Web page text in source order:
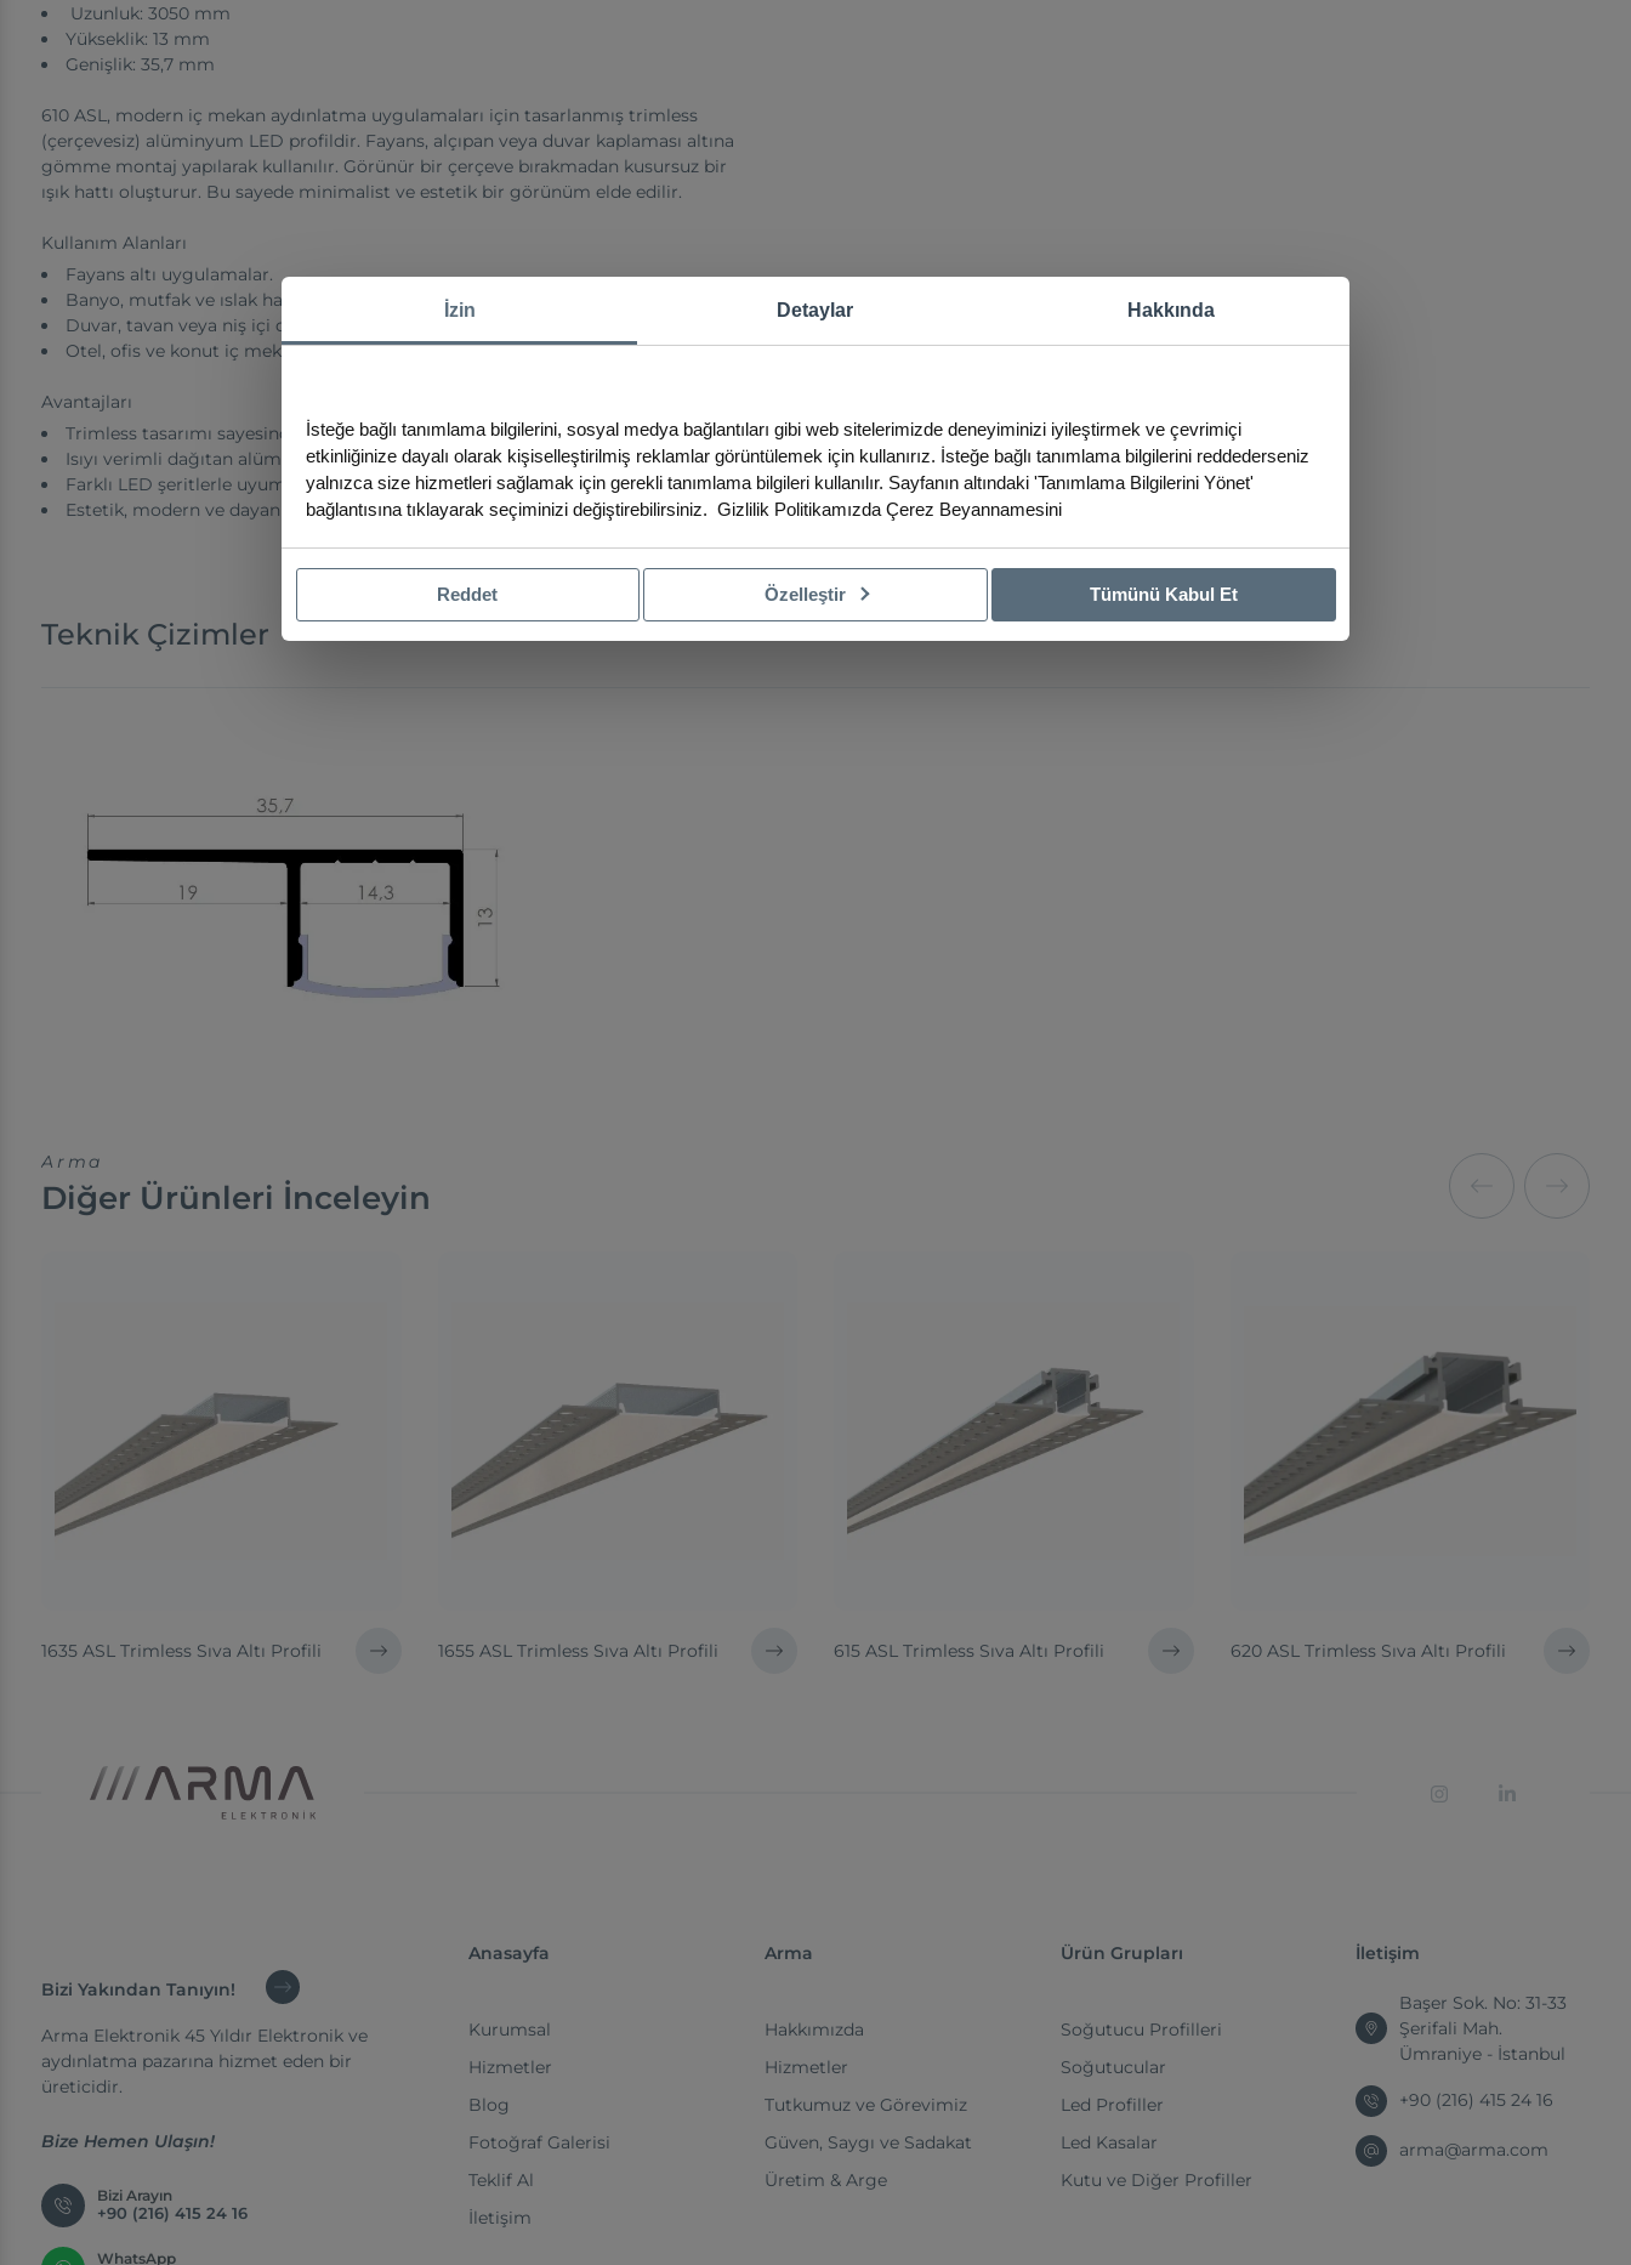
Uzunluk: 3050 mm
Yükseklik: 13 mm
Genişlik: 35,7 mm
610 ASL, modern iç mekan aydınlatma uygulamaları için tasarlanmış trimless
(çerçevesiz) alüminyum LED profildir. Fayans, alçıpan veya duvar kaplaması altına
gömme montaj yapılarak kullanılır. Görünür bir çerçeve bırakmadan kusursuz bir
ışık hattı oluşturur. Bu sayede minimalist ve estetik bir görünüm elde edilir.
Kullanım Alanları
Fayans altı uygulamalar.
Banyo, mutfak ve ıslak hacim aydınlatmaları.
Duvar, tavan veya niş içi dekoratif ışık hatları.
Otel, ofis ve konut iç mekanlarında gizli aydınlatma çözümleri.
Avantajları
Trimless tasarımı sayesinde duvar veya tavanla bütünleşen görünüm.
Isıyı verimli dağıtan alüminyum gövde.
Farklı LED şeritlerle uyumlu yapı.
Estetik, modern ve dayanıklı çözüm.
Teknik Çizimler
Arma
Diğer Ürünleri İnceleyin
1635 ASL Trimless Sıva Altı Profili 1655 ASL Trimless Sıva Altı Profili 615 ASL Trimless Sıva Altı Profili 620 ASL Trimless Sıva Altı Profili
Bizi Yakından Tanıyın!
Arma Elektronik 45 Yıldır Elektronik ve
aydınlatma pazarına hizmet eden bir
üreticidir.
Bize Hemen Ulaşın!
Bizi Arayın
+90 (216) 415 24 16
WhatsApp
Anasayfa
Kurumsal
Hizmetler
Blog
Fotoğraf Galerisi
Teklif Al
İletişim
Arma
Hakkımızda
Hizmetler
Tutkumuz ve Görevimiz
Güven, Saygı ve Sadakat
Üretim & Arge
Ürün Grupları
Soğutucu Profilleri
Soğutucular
Led Profiller
Led Kasalar
Kutu ve Diğer Profiller
İletişim
Başer Sok. No: 31-33
Şerifali Mah.
Ümraniye - İstanbul
+90 (216) 415 24 16
arma@arma.com
İzin Detaylar Hakkında
İsteğe bağlı tanımlama bilgilerini, sosyal medya bağlantıları gibi web sitelerimizde deneyiminizi iyileştirmek ve çevrimiçi
etkinliğinize dayalı olarak kişiselleştirilmiş reklamlar görüntülemek için kullanırız. İsteğe bağlı tanımlama bilgilerini reddederseniz
yalnızca size hizmetleri sağlamak için gerekli tanımlama bilgileri kullanılır. Sayfanın altındaki 'Tanımlama Bilgilerini Yönet'
bağlantısına tıklayarak seçiminizi değiştirebilirsiniz. Gizlilik Politikamızda Çerez Beyannamesini
Reddet Özelleştir Tümünü Kabul Et